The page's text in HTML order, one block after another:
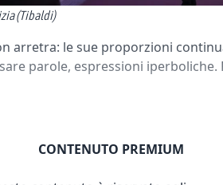
(Tibaldi)
arretra: le sue proporzioni
parole, espressioni iperboliche.
CONTENUTO PREMIUM